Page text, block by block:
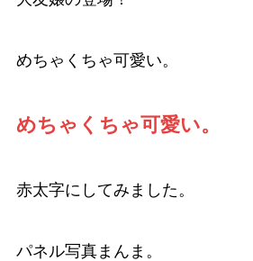
めちゃくちゃ可愛い。
めちゃくちゃ可愛い。
赤太字にしてみました。
パネル写真まんま。